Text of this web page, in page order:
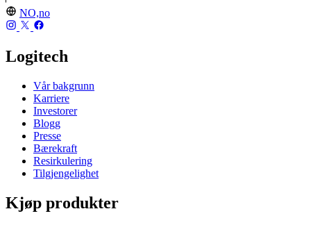
NO,no
Logitech
Vår bakgrunn
Karriere
Investorer
Blogg
Presse
Bærekraft
Resirkulering
Tilgjengelighet
Kjøp produkter